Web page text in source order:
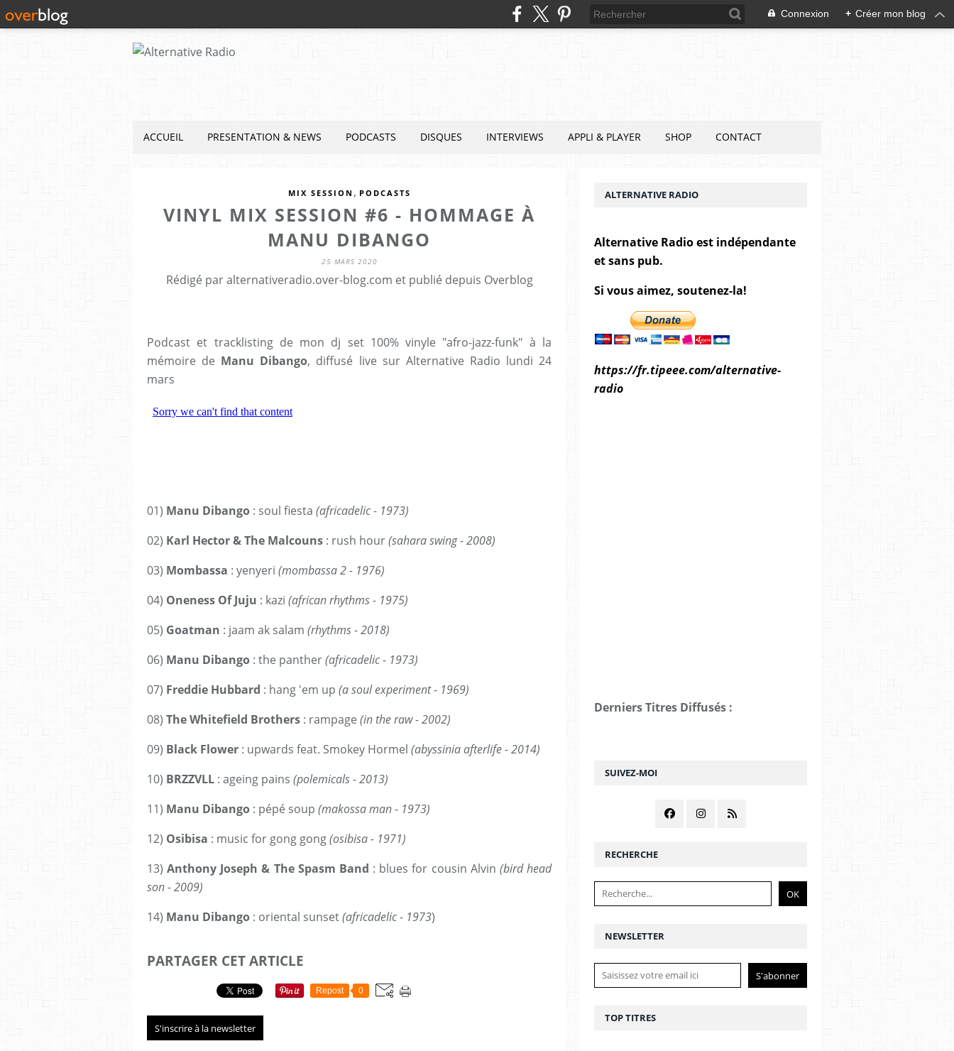
Connexion + Créer mon blog
ACCUEIL PRESENTATION & NEWS PODCASTS DISQUES INTERVIEWS APPLI & PLAYER SHOP CONTACT
MIX SESSION , PODCASTS
VINYL MIX SESSION #6 - HOMMAGE À
MANU DIBANGO
25 MARS 2020
Rédigé par alternativeradio.over-blog.com et publié depuis Overblog
Podcast et tracklisting de mon dj set 100% vinyle "afro-jazz-funk" à la
mémoire de Manu Dibango, diffusé live sur Alternative Radio lundi 24
mars
01) Manu Dibango : soul fiesta (africadelic - 1973)
02) Karl Hector & The Malcouns : rush hour(sahara swing - 2008)
03) Mombassa : yenyeri (mombassa 2 - 1976)
04) Oneness Of Juju : kazi (african rhythms - 1975)
05) Goatman : jaam ak salam (rhythms - 2018)
06) Manu Dibango : the panther(africadelic - 1973)
07) Freddie Hubbard : hang 'em up (a soul experiment - 1969)
08) The Whitefield Brothers : rampage (in the raw - 2002)
09) Black Flower : upwards feat. Smokey Hormel (abyssinia afterlife - 2014)
10) BRZZVLL : ageing pains (polemicals - 2013)
11) Manu Dibango : pépé soup (makossa man - 1973)
12) Osibisa : music for gong gong(osibisa - 1971)
13) Anthony Joseph & The Spasm Band : blues for cousin Alvin (bird head
son - 2009)
14) Manu Dibango : oriental sunset(africadelic - 1973)
PARTAGER CET ARTICLE
Repost 0
S'inscrire à la newsletter
NEWSLETTER
SUIVEZ-MOI
RECHERCHE
ALTERNATIVE RADIO
Alternative Radio est indépendante
et sans pub.
Si vous aimez, soutenez-la!
https://fr.tipeee.com/alternative-
radio
Derniers Titres Diffusés :
TOP TITRES